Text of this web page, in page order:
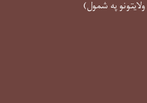
ولایتونو په شمول)